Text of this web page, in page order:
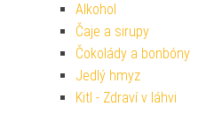
Alkohol
Čaje a sirupy
Čokolády a bonbóny
Jedlý hmyz
Kitl - Zdraví v láhvi